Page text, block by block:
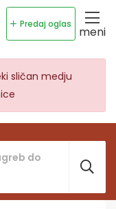
Predaj oglas
meni
sličan medju